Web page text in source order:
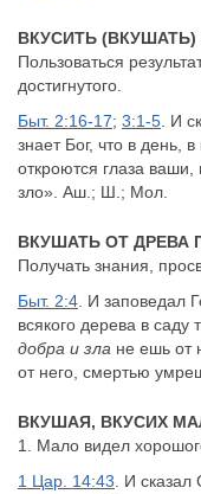
ВКУСИТЬ
Пользоваться
достигнутого.
Быт. 2:16-17; 3:1-5 . И
знает Бог, что в день,
откроются глаза
зло». Аш.; Ш.; Мол.
ВКУШАТЬ ОТ ДРЕВА
Получать знания,
Быт. 2:4 . И заповедал
всякого дерева в саду
добра и зла не ешь от
от него, смертью
ВКУШАЯ, ВКУСИХ
1. Мало видел
1 Цар. 14:43 . И